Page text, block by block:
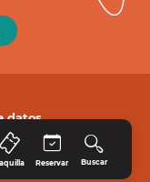
Reservar Buscar
datos.